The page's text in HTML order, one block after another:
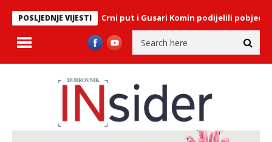
POSLJEDNJE VIJESTI
Maratona lađa: Crni put i Gusari Komin podijelili pobjedu